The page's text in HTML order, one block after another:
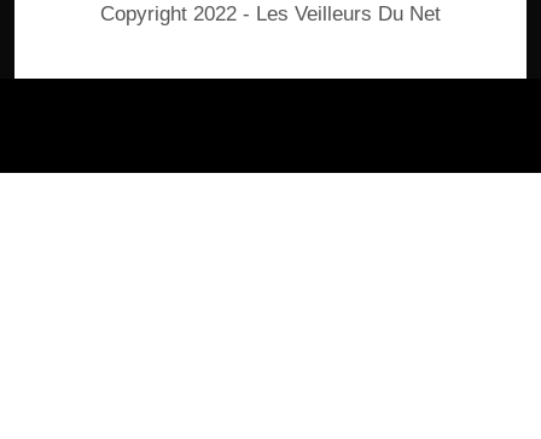
Copyright 2022 - Les Veilleurs Du Net